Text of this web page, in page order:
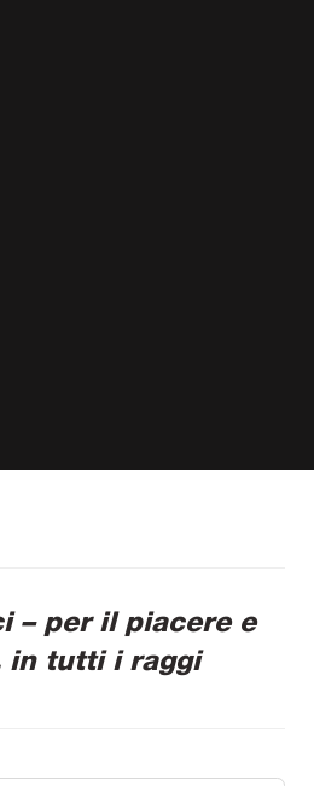
– per il piacere e
in tutti i raggi